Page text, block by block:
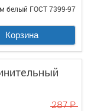
белый ГОСТ 7399-97
Корзина
287 Р